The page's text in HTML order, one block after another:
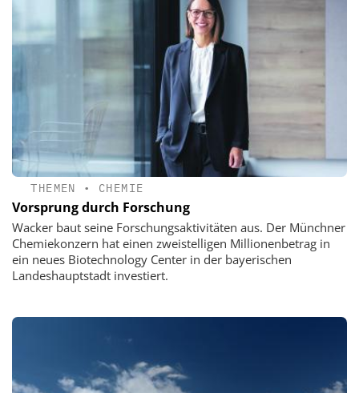
THEMEN • CHEMIE
Vorsprung durch Forschung
Wacker baut seine Forschungsaktivitäten aus. Der Münchner
Chemiekonzern hat einen zweistelligen Millionenbetrag in
ein neues Biotechnology Center in der bayerischen
Landeshauptstadt investiert.